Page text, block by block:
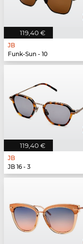
119,40 €
JB
Funk-Sun - 10
119,40 €
JB
JB 16 - 3